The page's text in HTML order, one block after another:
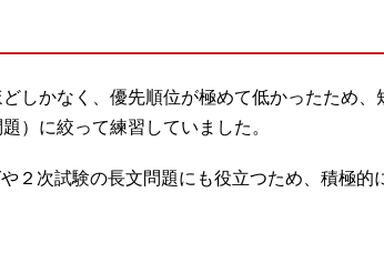
しかなく、優先順位が極めて低かったため、
）に絞って練習していました。
２次試験の長文問題にも役立つため、積極的